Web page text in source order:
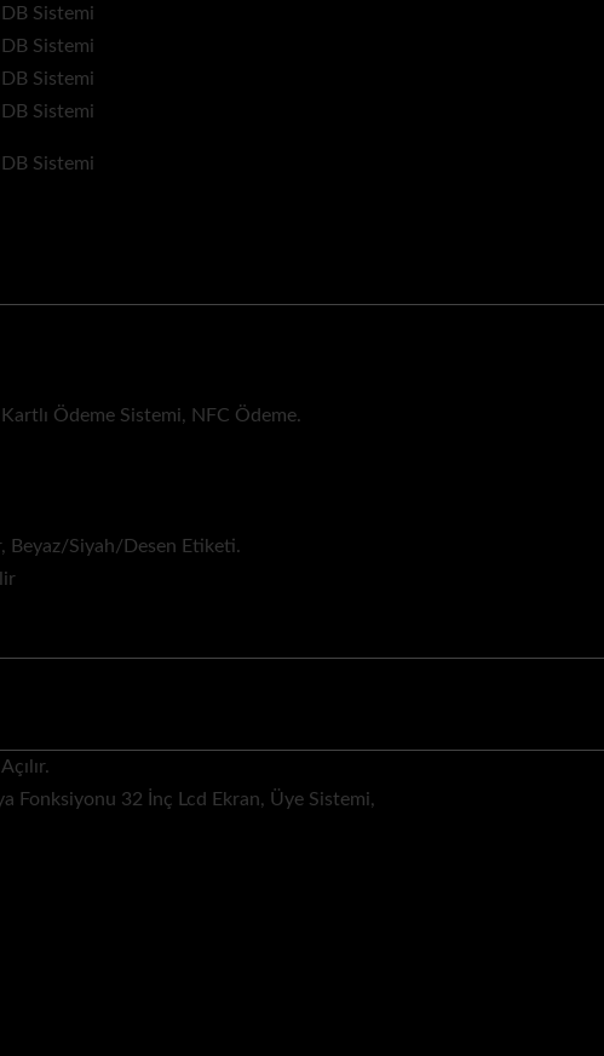
Ödeme Sistemi, NFC Ödeme.
Beyaz/Siyah/Desen Etiketi.
Fonksiyonu 32 İnç Lcd Ekran, Üye Sistemi,